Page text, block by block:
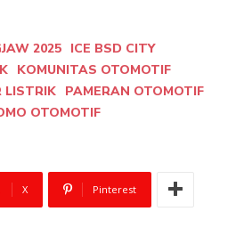
2025 ICE BSD CITY
KOMUNITAS OTOMOTIF
LISTRIK PAMERAN OTOMOTIF
OTOMOTIF
X Pinterest